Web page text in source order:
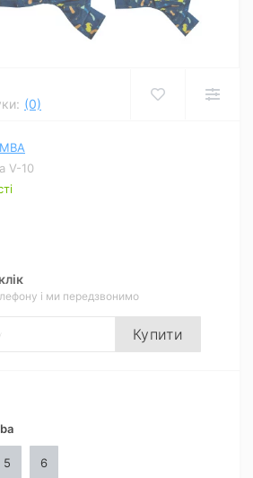
(0)
V-10
і ми передзвонимо
Купити
5 6